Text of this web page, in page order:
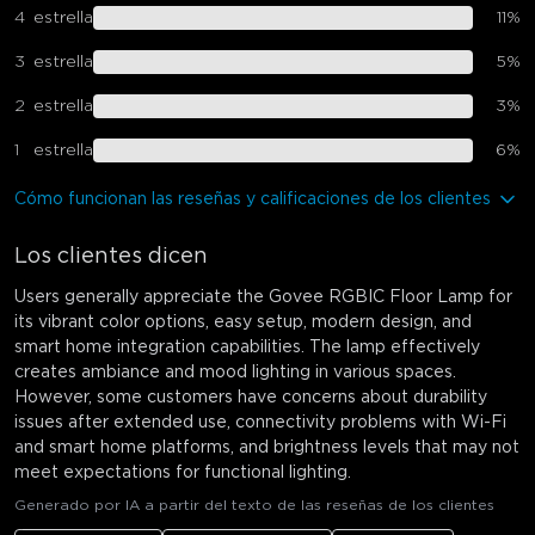
4 estrella 11%
3 estrella 5%
2 estrella 3%
1 estrella 6%
Cómo funcionan las reseñas y calificaciones de los clientes
Los clientes dicen
Users generally appreciate the Govee RGBIC Floor Lamp for
its vibrant color options, easy setup, modern design, and
smart home integration capabilities. The lamp effectively
creates ambiance and mood lighting in various spaces.
However, some customers have concerns about durability
issues after extended use, connectivity problems with Wi-Fi
and smart home platforms, and brightness levels that may not
meet expectations for functional lighting.
Generado por IA a partir del texto de las reseñas de los clientes